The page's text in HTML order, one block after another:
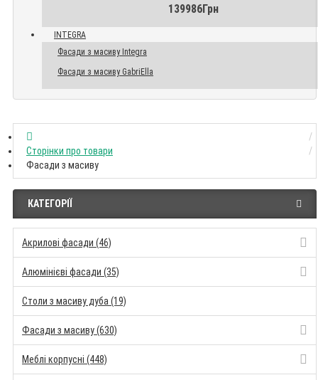
139986Грн
INTEGRA
Фасади з масиву Integra
Фасади з масиву GabriElla
Сторінки про товари
Фасади з масиву
КАТЕГОРІЇ
Акрилові фасади (46)
Алюмінієві фасади (35)
Столи з масиву дуба (19)
Фасади з масиву (630)
Меблі корпусні (448)